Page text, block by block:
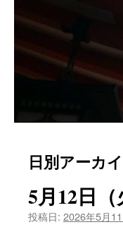
ン
日別アーカ
5月12日
投稿日: 2026年5月